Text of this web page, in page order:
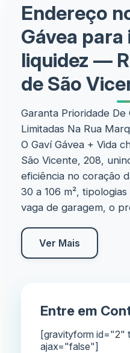
Endereço
Gávea
liquidez —
de São
Garanta Prioridade
Limitadas Na Rua
O Gaví Gávea + Vida
São Vicente, 208,
eficiência no coração
30 a 106 m²,
vaga de garagem, o
Ver Mais
Entre em
[gravityform id="2"
ajax="false"]